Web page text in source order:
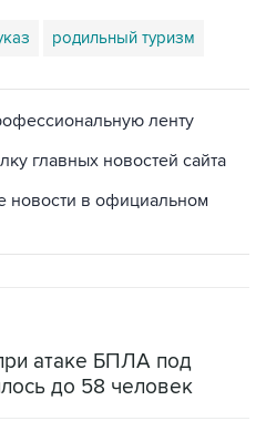
родильный туризм
ленту
главных новостей сайта
новости в официальном
атаке БПЛА под
до 58 человек